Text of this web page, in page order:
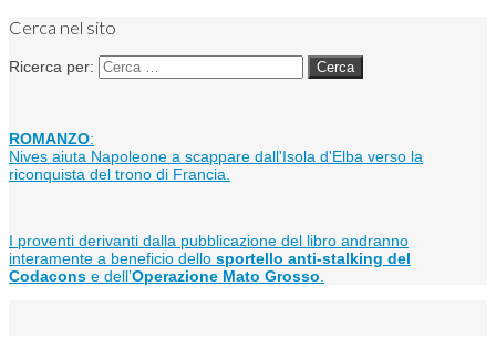
Cerca nel sito
Ricerca per:
ROMANZO:
Nives aiuta Napoleone a scappare dall'Isola d'Elba verso la
riconquista del trono di Francia.
I proventi derivanti dalla pubblicazione del libro andranno
interamente a beneficio dello sportello anti-stalking del
Codacons e dell’Operazione Mato Grosso